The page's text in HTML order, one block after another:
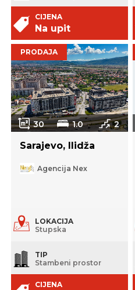
CIJENA
Na upit
PRODAJA
30 1.0 2
Sarajevo, Ilidža
Agencija Nex
LOKACIJA
Stupska
TIP
Stambeni prostor
CIJENA